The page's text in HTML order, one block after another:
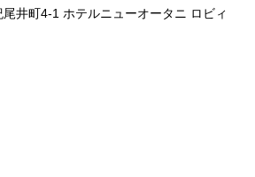
井町4-1 ホテルニューオータニ ロビィ